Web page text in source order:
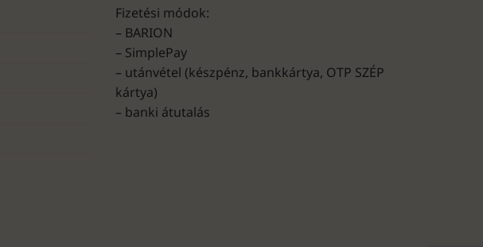
Fizetési módok:
– BARION
– SimplePay
– utánvétel (készpénz, bankkártya, OTP SZÉP
kártya)
– banki átutalás